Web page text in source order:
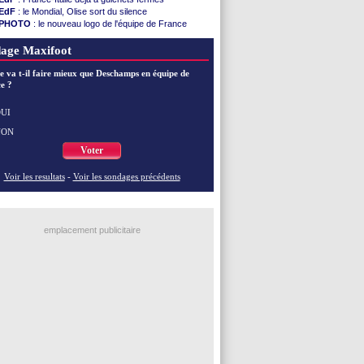
: le Mondial, Olise sort du silence
: le nouveau logo de l'équipe de France
: Zidane et l'argent, les mots de Diallo
: Zidane pense déjà à un retour de Mendy
: le message de Mbappé à Zidane
Maxifoot
va t-il faire mieux que Deschamps en équipe de
?
Voter
Voir les resultats - Voir les sondages précédents
emplacement publicitaire